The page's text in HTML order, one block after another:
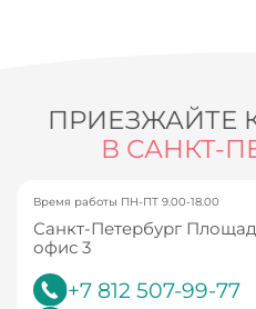
ПРИЕЗЖАЙТЕ
В САНКТ-
Время работы ПН-ПТ 9.00-18.00
Санкт-Петербург
офис 3
+7 812 507-99-77